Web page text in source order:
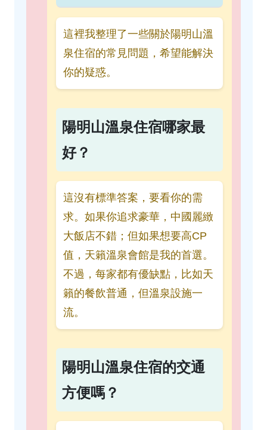
這裡我整理了一些關於陽明山溫
泉住宿的常見問題，希望能解決
你的疑惑。
陽明山溫泉住宿哪家最
好？
這沒有標準答案，要看你的需
求。如果你追求豪華，中國麗緻
大飯店不錯；但如果想要高CP
值，天籟溫泉會館是我的首選。
不過，每家都有優缺點，比如天
籟的餐飲普通，但溫泉設施一
流。
陽明山溫泉住宿的交通
方便嗎？